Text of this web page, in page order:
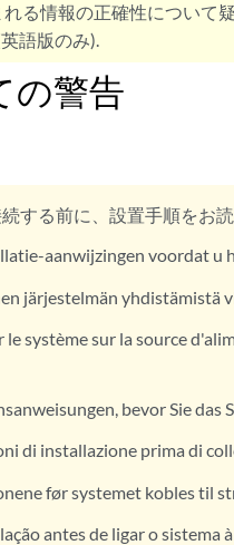
る情報の正確性について
語版のみ).
の警告
する前に、設置手順をお読
aanwijzingen voordat u
järjestelmän yhdistämistä
le système sur la source
bevor Sie das
di installazione prima di
før systemet kobles til
antes de ligar o sistema